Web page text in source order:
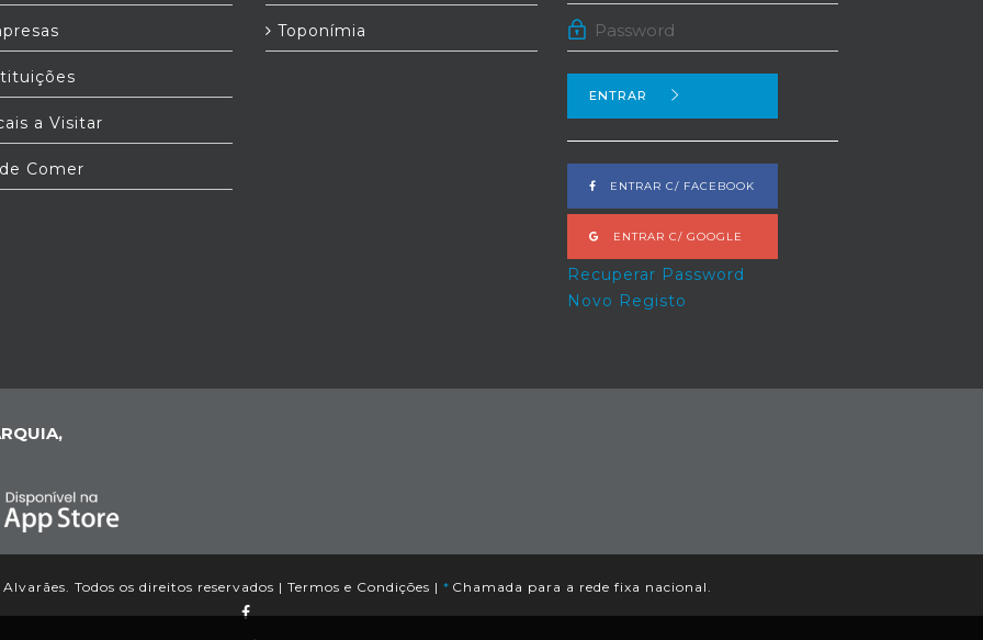
a Visitar
Comer
Toponímia
ENTRAR
ENTRAR C/ FACEBOOK
ENTRAR C/ GOOGLE
Recuperar Password
Novo Registo
Todos os direitos reservados | Termos e Condições | * Chamada para a rede fixa nacional.